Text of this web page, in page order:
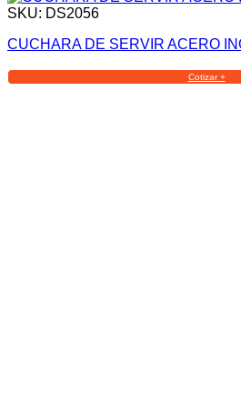
SKU: DS2056
CUCHARA DE SERVIR ACERO
Cotizar +